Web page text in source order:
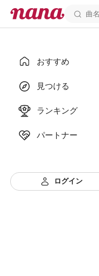
おすすめ
見つける
ランキング
パートナー
ログイン